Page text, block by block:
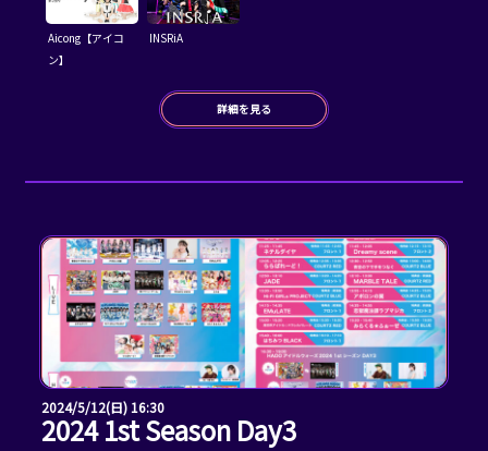
Aicong【アイコ
ン】
INSRiA
詳細を見る
2024/5/12(日) 16:30
2024 1st Season Day3